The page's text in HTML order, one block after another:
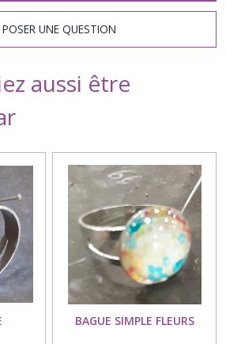
UNE QUESTION
aussi être
BAGUE SIMPLE FLEURS